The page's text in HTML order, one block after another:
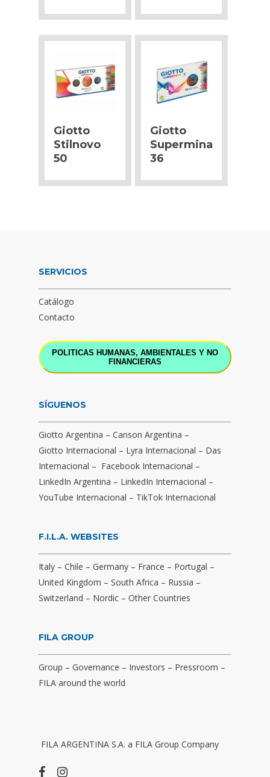
Giotto
Stilnovo
50
Giotto
Supermina
36
SERVICIOS
Catálogo
Contacto
POLITICAS HUMANAS, AMBIENTALES Y NO
FINANCIERAS
SÍGUENOS
Giotto Argentina – Canson Argentina –
Giotto Internacional – Lyra Internacional – Das
Internacional – Facebook Internacional –
LinkedIn Argentina – LinkedIn Internacional –
YouTube Internacional – TikTok Internacional
F.I.L.A. WEBSITES
Italy – Chile – Germany – France – Portugal –
United Kingdom – South Africa – Russia –
Switzerland – Nordic – Other Countries
FILA GROUP
Group – Governance – Investors – Pressroom –
FILA around the world
FILA ARGENTINA S.A. a FILA Group Company